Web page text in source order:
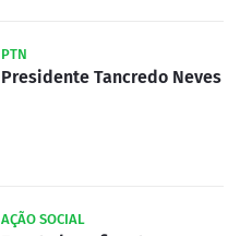
PTN
Presidente Tancredo Neves
AÇÃO SOCIAL